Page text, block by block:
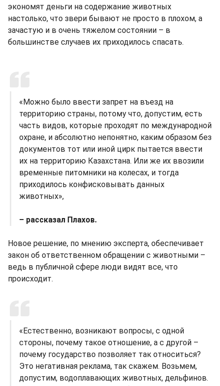
экономят деньги на содержание животных
настолько, что звери бывают не просто в плохом, а
зачастую и в очень тяжелом состоянии – в
большинстве случаев их приходилось спасать.
«Можно было ввести запрет на въезд на
территорию страны, потому что, допустим, есть
часть видов, которые проходят по международной
охране, и абсолютно непонятно, каким образом без
документов тот или иной цирк пытается ввести
их на территорию Казахстана. Или же их ввозили
временные питомники на колесах, и тогда
приходилось конфисковывать данных
животных»,
– рассказал Плахов.
Новое решение, по мнению эксперта, обеспечивает
закон об ответственном обращении с животными –
ведь в публичной сфере люди видят все, что
происходит.
«Естественно, возникают вопросы, с одной
стороны, почему такое отношение, а с другой –
почему государство позволяет так относиться?
Это негативная реклама, так скажем. Возьмем,
допустим, водоплавающих животных, дельфинов.